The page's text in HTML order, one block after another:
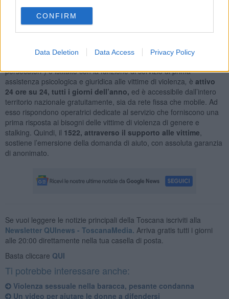
CONFIRM
Data Deletion Data Access Privacy Policy
2009, n. 38 (“misure urgenti in materia di sicurezza pubblica e di
persecutori") e istituito con la funzione di servizio di prima
assistenza psicologica e giuridica alle vittime di violenza è attivo
24 ore su 24, tutti i giorni dell’anno, ed è accessibile dall’intero
territorio nazionale gratuitamente, sia da rete fissa che mobile. Ad
esso rispondono operatrici dedicate al servizio che forniscono una
prima risposta ai bisogni delle vittime di violenza di genere e
stalking. Quindi, il 1522, attraverso il supporto alle vittime
sostiene l’emersione della domanda di aiuto, con assoluta garanzia
di anonimato.
Se vuoi leggere le notizie principali della Toscana iscriviti alla
Newsletter QUInews - ToscanaMedia. Arriva gratis tutti i giorni
alle 20:00 direttamente nella tua casella di posta.
Basta cliccare QUI
Ti potrebbe interessare anche:
Violenza sessuale nella baracca, pesante condanna
Un video per aiutare le donne a difendersi